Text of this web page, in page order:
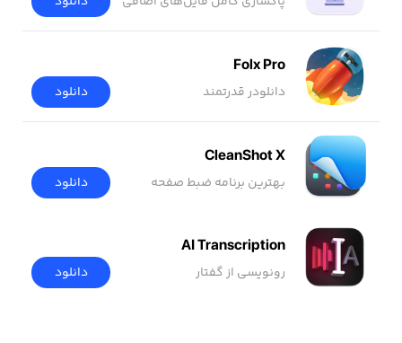
Folx Pro
دانلودر قدرتمند دانلود
CleanShot X
بهترین برنامه ضبط صفحه دانلود
AI Transcription
رونویسی از گفتار دانلود